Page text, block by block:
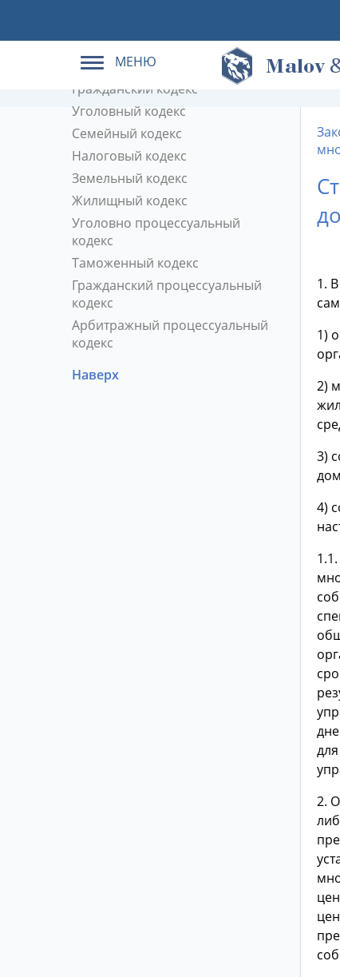
МЕНЮ Malov
Трудовой кодекс
Гражданский кодекс
Уголовный кодекс
Семейный кодекс
Налоговый кодекс
Земельный кодекс
Жилищный кодекс
Уголовно процессуальный
кодекс
Таможенный кодекс
Гражданский процессуальный
кодекс
Арбитражный процессуальный
кодекс
Наверх
1.
1)
2)
3)
4)
2.